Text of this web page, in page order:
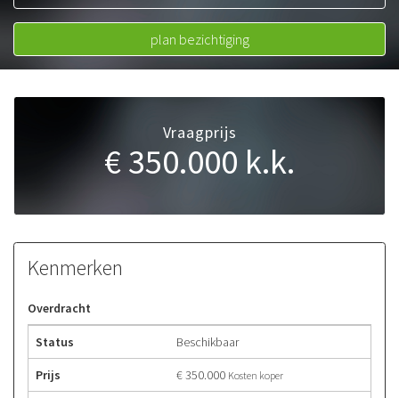
plan bezichtiging
Vraagprijs
€ 350.000 k.k.
Kenmerken
Overdracht
Status Beschikbaar
Prijs € 350.000 Kosten koper